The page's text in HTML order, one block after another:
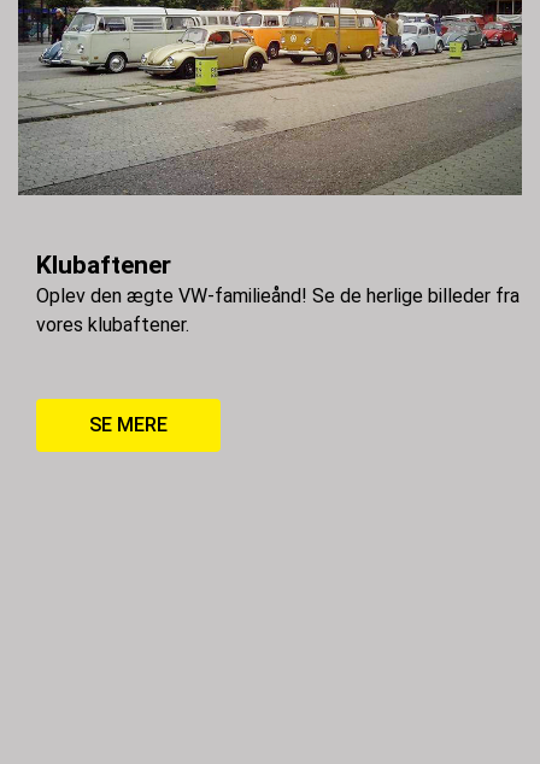
Klubaftener
Oplev den ægte VW-familieånd! Se de herlige billeder fra
vores klubaftener.
SE MERE